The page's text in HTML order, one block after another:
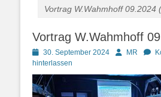
Vortrag W.Wahmhoff 09.2024
Vortrag W.Wahmhoff
Posted
on
30. September 2024 AutorMR
hinterlassen